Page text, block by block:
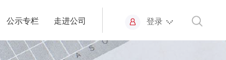
公示专栏 走进公司 登录